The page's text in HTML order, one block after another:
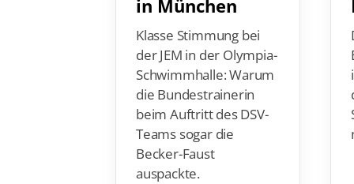
in München
Klasse Stimmung bei
der JEM in der Olympia-
Schwimmhalle: Warum
die Bundestrainerin
beim Auftritt des DSV-
Teams sogar die
Becker-Faust
auspackte.